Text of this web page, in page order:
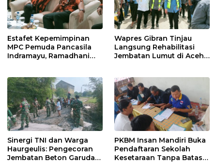
Estafet Kepemimpinan
MPC Pemuda Pancasila
Indramayu, Ramadhani
Muscablub
Wapres Gibran Tinjau
Langsung Rehabilitasi
Jembatan Lumut di Aceh
Sinergi TNI dan Warga
Haurgeulis: Pengecoran
Jembatan Beton Garuda
PKBM Insan Mandiri Buka
Pendaftaran Sekolah
Kesetaraan Tanpa Batas